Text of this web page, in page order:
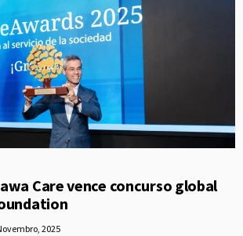
Care vence concurso global
2025